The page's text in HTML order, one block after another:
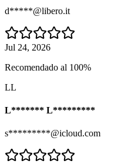
d*****@libero.it
Jul 24, 2026
Recomendado al 100%
LL
L******* L*********
s*********@icloud.com